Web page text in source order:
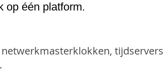
op één platform.
tijdservers